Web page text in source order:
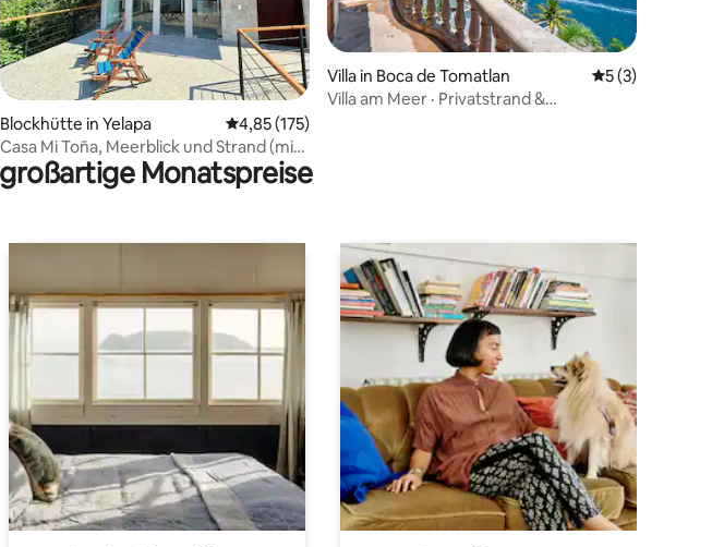
Bewertung: 5 von 5, 4 Bewertungen
Blockhütte in Yelapa Durchschnittliche Bewertung: 4,85 von 5, 175 Bewertungen
4,85 (175)
Casa Mi Toña, Meerblick und Strand (mit
AC)
Villa in Boca de Tomatlan
5 (3)
Villa am Meer · Privatstrand &
Monatspreise